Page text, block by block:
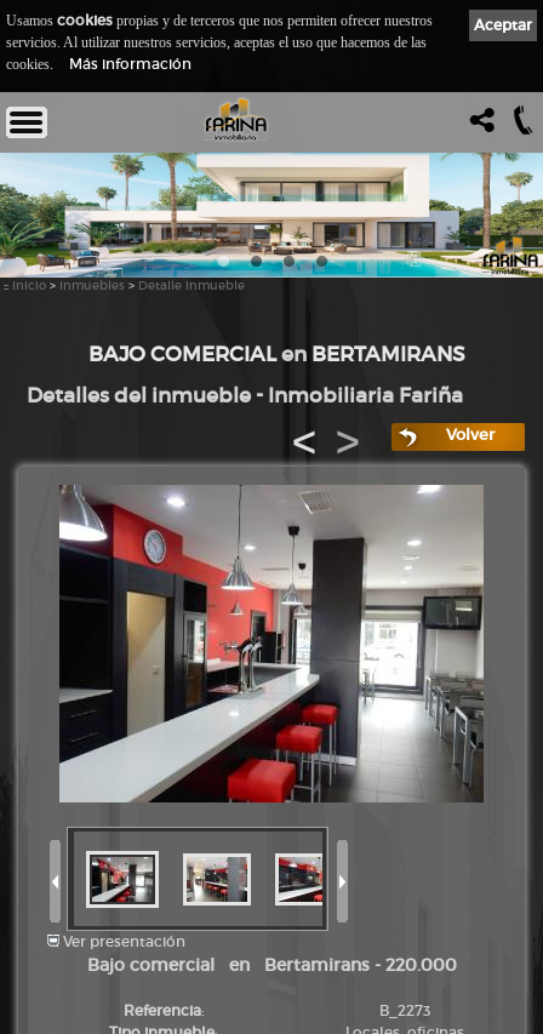
:: Inicio > Inmuebles > Detalle Inmueble
BAJO COMERCIALen BERTAMIRANS
Detalles del inmueble - Inmobiliaria Fariña
< > Volver
Ver presentación
Bajo comercial en Bertamirans - 220.000
Referencia:
B_2273
Aceptar
Usamos cookies propias y de terceros que nos permiten ofrecer nuestros
servicios. Al utilizar nuestros servicios, aceptas el uso que hacemos de las
cookies.
Más información